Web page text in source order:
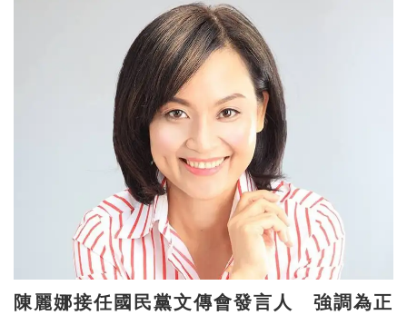
陳麗娜接任國民黨文傳會發言人 強調為正